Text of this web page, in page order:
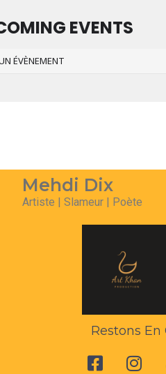
EVENTS
ÉVÈNEMENT
Mehdi Dix
Artiste | Slameur | Poète
Restons En